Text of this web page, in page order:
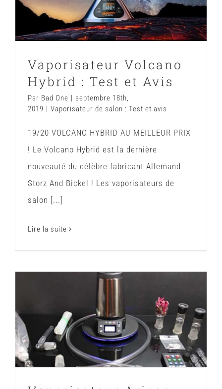
et Avis
Vaporisateur de salon : Test et avis
Vaporisateur Volcano
Hybrid : Test et Avis
Par Bad One | septembre 18th,
2019 | Vaporisateur de salon : Test et avis
19/20 VOLCANO HYBRID AU MEILLEUR PRIX
! Le Volcano Hybrid est la dernière
nouveauté du célèbre fabricant Allemand
Storz And Bickel ! Les vaporisateurs de
salon [...]
Lire la suite
Vaporisateur Arizer Extreme Q : Test
et Avis
Vaporisateur de salon : Test et avis